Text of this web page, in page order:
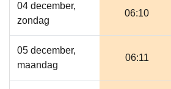
04 december,
zondag
06:10
05 december,
maandag
06:11